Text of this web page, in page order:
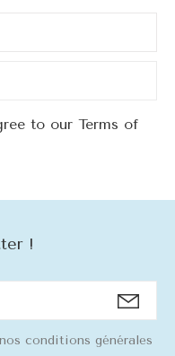
to our Terms of
!
conditions générales